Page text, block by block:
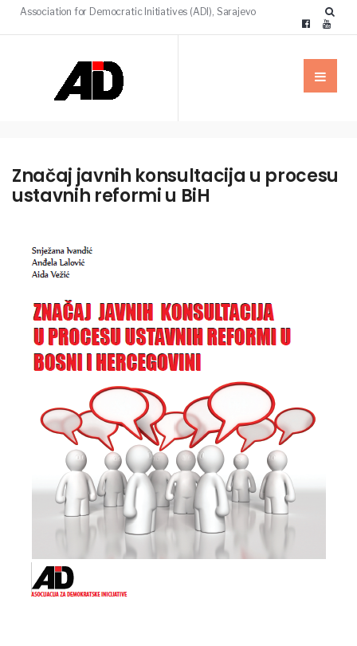
Association for Democratic Initiatives (ADI), Sarajevo
Značaj javnih konsultacija u procesu
ustavnih reformi u BiH